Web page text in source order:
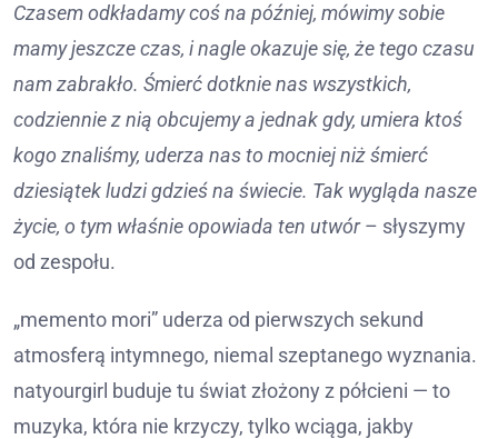
Czasem odkładamy coś na później, mówimy sobie
mamy jeszcze czas, i nagle okazuje się, że tego czasu
nam zabrakło. Śmierć dotknie nas wszystkich,
codziennie z nią obcujemy a jednak gdy, umiera ktoś
kogo znaliśmy, uderza nas to mocniej niż śmierć
dziesiątek ludzi gdzieś na świecie. Tak wygląda nasze
życie, o tym właśnie opowiada ten utwór– słyszymy
od zespołu.
„memento mori” uderza od pierwszych sekund
atmosferą intymnego, niemal szeptanego wyznania.
natyourgirl buduje tu świat złożony z półcieni — to
muzyka, która nie krzyczy, tylko wciąga, jakby